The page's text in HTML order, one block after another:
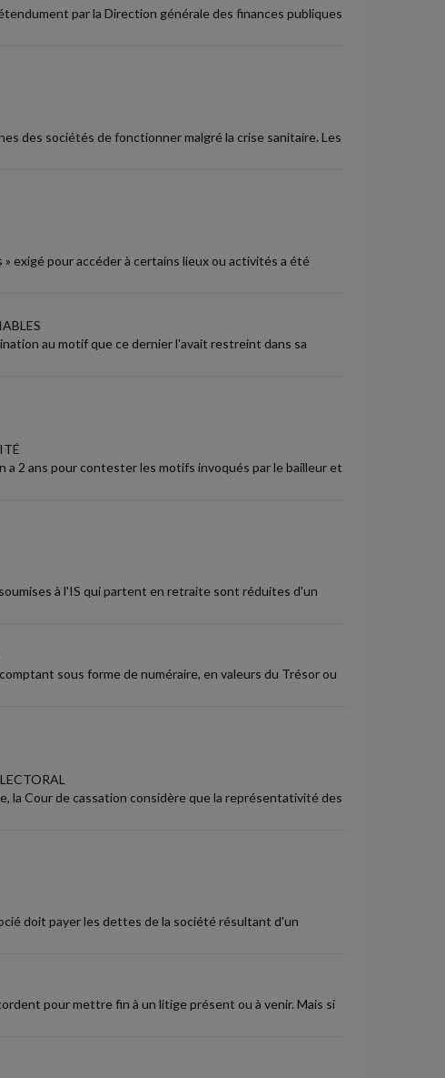
par la Direction générale des finances publiques
des sociétés de fonctionner malgré la crise sanitaire. Les
exigé pour accéder à certains lieux ou activités a été
au motif que ce dernier l'avait restreint dans sa
2 ans pour contester les motifs invoqués par le bailleur et
à l'IS qui partent en retraite sont réduites d'un
sous forme de numéraire, en valeurs du Trésor ou
la Cour de cassation considère que la représentativité des
doit payer les dettes de la société résultant d'un
pour mettre fin à un litige présent ou à venir. Mais si